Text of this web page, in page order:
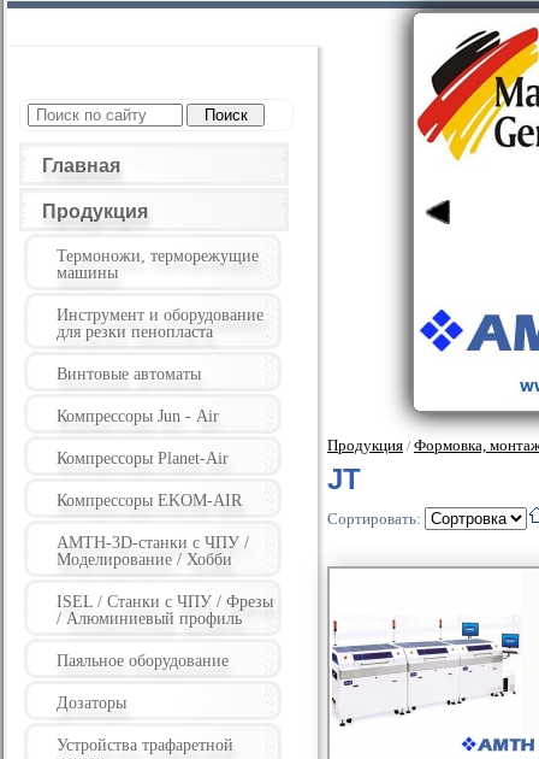
Главная
Продукция
Термоножи, терморежущие
машины
Инструмент и оборудование
для резки пенопласта
Винтовые автоматы
Компрессоры Jun - Air
Компрессоры Planet-Air
Компрессоры EKOM-AIR
AMTH-3D-станки с ЧПУ /
Моделирование / Хобби
ISEL / Станки с ЧПУ / Фрезы
/ Алюминиевый профиль
Паяльное оборудование
Дозаторы
Устройства трафаретной
Продукция / Формовка,
JT
Сортировать: